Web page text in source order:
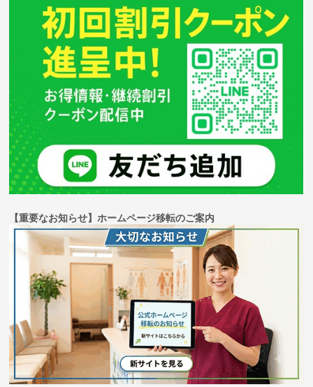
【重要なお知らせ】ホームページ移転のご案内